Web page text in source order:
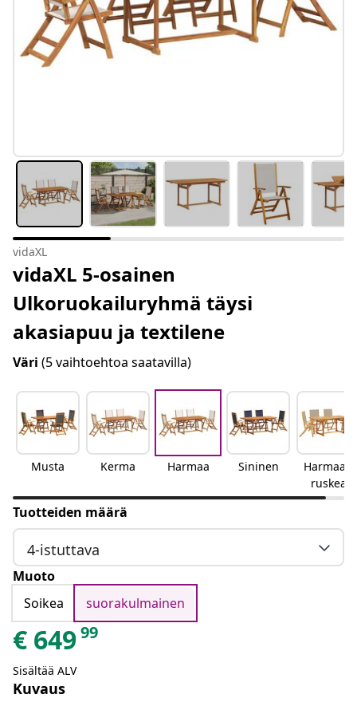
vidaXL
vidaXL 5-osainen
Ulkoruokailuryhmä täysi
akasiapuu ja textilene
Väri (5 vaihtoehtoa saatavilla)
Musta Kerma Harmaa Sininen
Harmaan
ruskea
Tuotteiden määrä
4-istuttava
Muoto
Soikea
suorakulmainen
€ 64999
Sisältää ALV
Kuvaus